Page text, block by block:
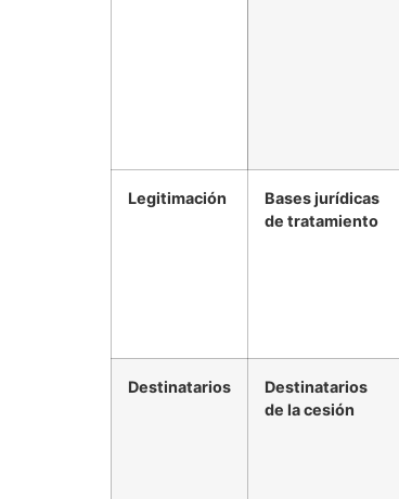
Legitimación
Bases jurídicas
de tratamiento
Destinatarios
Destinatarios
de la cesión